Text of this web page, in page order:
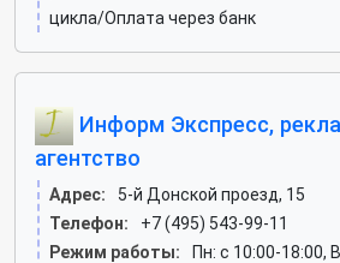
цикла/Оплата через банк
Информ Экспресс,
агентство
Адрес:
5-й Донской проезд, 15
Телефон:
+7 (495) 543-99-11
Режим работы:
Пн: c 10:00-18:00,